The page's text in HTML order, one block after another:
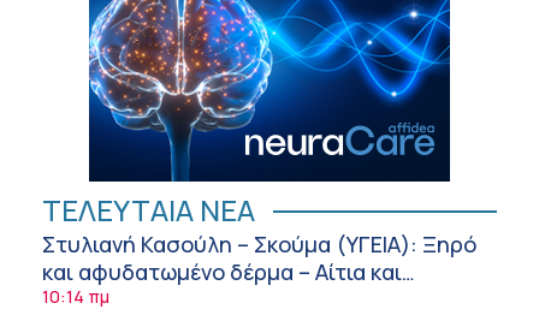
ΤΕΛΕΥΤΑΙΑ ΝΕΑ
Στυλιανή Κασούλη – Σκούμα (ΥΓΕΙΑ): Ξηρό
και αφυδατωμένο δέρμα – Αίτια και
αντιμετώπιση
10:14 πμ